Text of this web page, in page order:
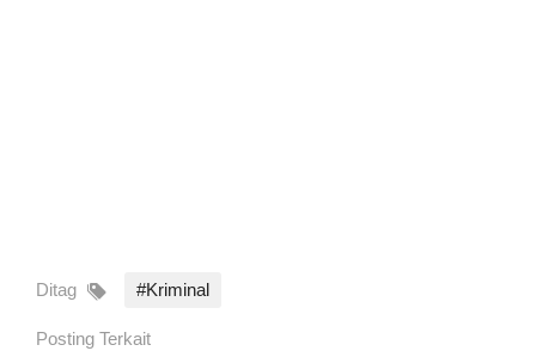
Ditag #Kriminal
Posting Terkait